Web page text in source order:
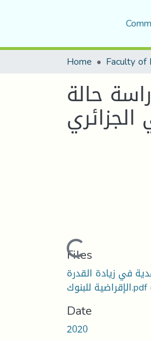
Home
حالة
Loading...
Files
في زيادة القدرة
الإقراضية للبنوك.pdf
Date
2020